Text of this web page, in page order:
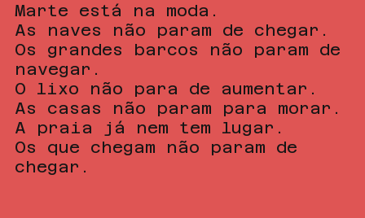
Marte está na moda.
As naves não param de chegar.
Os grandes barcos não param de
navegar.
O lixo não para de aumentar.
As casas não param para morar.
A praia já nem tem lugar.
Os que chegam não param de
chegar.